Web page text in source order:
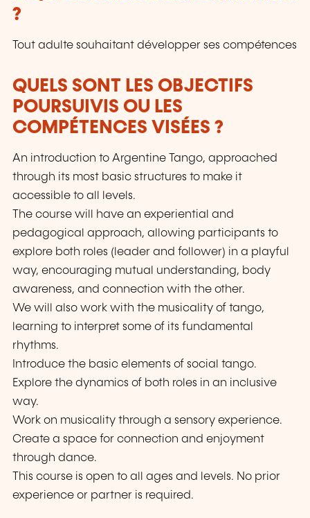
?
Tout adulte souhaitant développer ses compétences
QUELS SONT LES OBJECTIFS
POURSUIVIS OU LES
COMPÉTENCES VISÉES ?
An introduction to Argentine Tango, approached
through its most basic structures to make it
accessible to all levels.
The course will have an experiential and
pedagogical approach, allowing participants to
explore both roles (leader and follower) in a playful
way, encouraging mutual understanding, body
awareness, and connection with the other.
We will also work with the musicality of tango,
learning to interpret some of its fundamental
rhythms.
Introduce the basic elements of social tango.
Explore the dynamics of both roles in an inclusive
way.
Work on musicality through a sensory experience.
Create a space for connection and enjoyment
through dance.
This course is open to all ages and levels. No prior
experience or partner is required.